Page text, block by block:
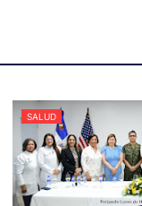
SALUD